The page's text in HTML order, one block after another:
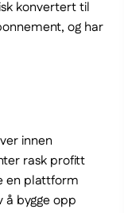
konvertert til
og har
innen
rask profitt
en plattform
bygge opp